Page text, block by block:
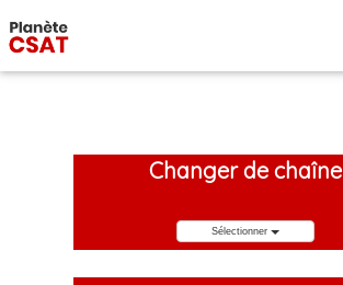
Changer de chaîne
Sélectionner